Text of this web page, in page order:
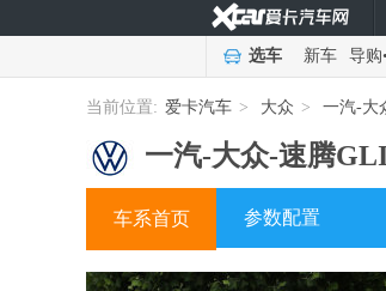
选车 新车 导购•
当前位置: 爱卡汽车 > 大众 > 一汽-大
一汽-大众-速腾
车系首页 参数配置